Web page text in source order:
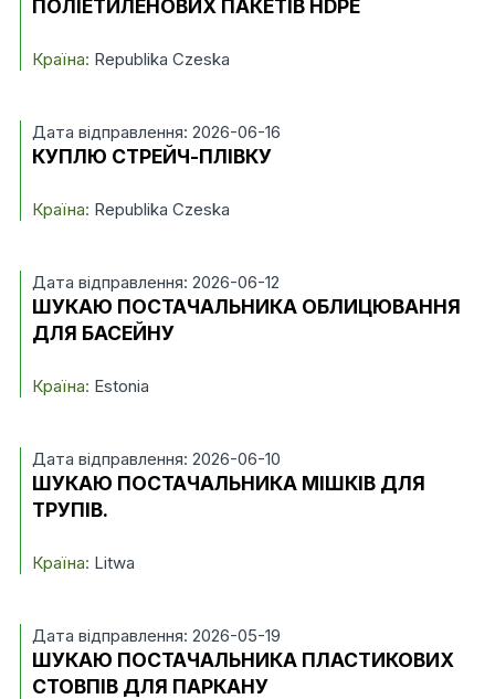
ПОЛІЕТИЛЕНОВИХ ПАКЕТІВ HDPE
Країна: Republika Czeska
Дата відправлення: 2026-06-16
КУПЛЮ СТРЕЙЧ-ПЛІВКУ
Країна: Republika Czeska
Дата відправлення: 2026-06-12
ШУКАЮ ПОСТАЧАЛЬНИКА ОБЛИЦЮВАННЯ
ДЛЯ БАСЕЙНУ
Країна: Estonia
Дата відправлення: 2026-06-10
ШУКАЮ ПОСТАЧАЛЬНИКА МІШКІВ ДЛЯ
ТРУПІВ.
Країна: Litwa
Дата відправлення: 2026-05-19
ШУКАЮ ПОСТАЧАЛЬНИКА ПЛАСТИКОВИХ
СТОВПІВ ДЛЯ ПАРКАНУ